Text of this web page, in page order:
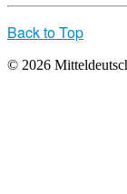
Back to Top
© 2026